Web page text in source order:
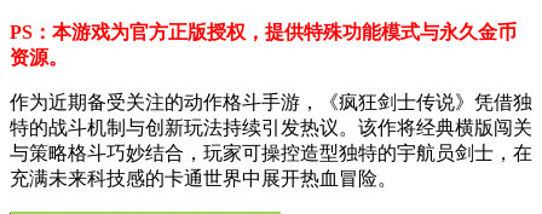
PS：本游戏为官方正版授权，提供特殊功能模式与永久金币
资源。
作为近期备受关注的动作格斗手游，《疯狂剑士传说》凭借独
特的战斗机制与创新玩法持续引发热议。该作将经典横版闯关
与策略格斗巧妙结合，玩家可操控造型独特的宇航员剑士，在
充满未来科技感的卡通世界中展开热血冒险。